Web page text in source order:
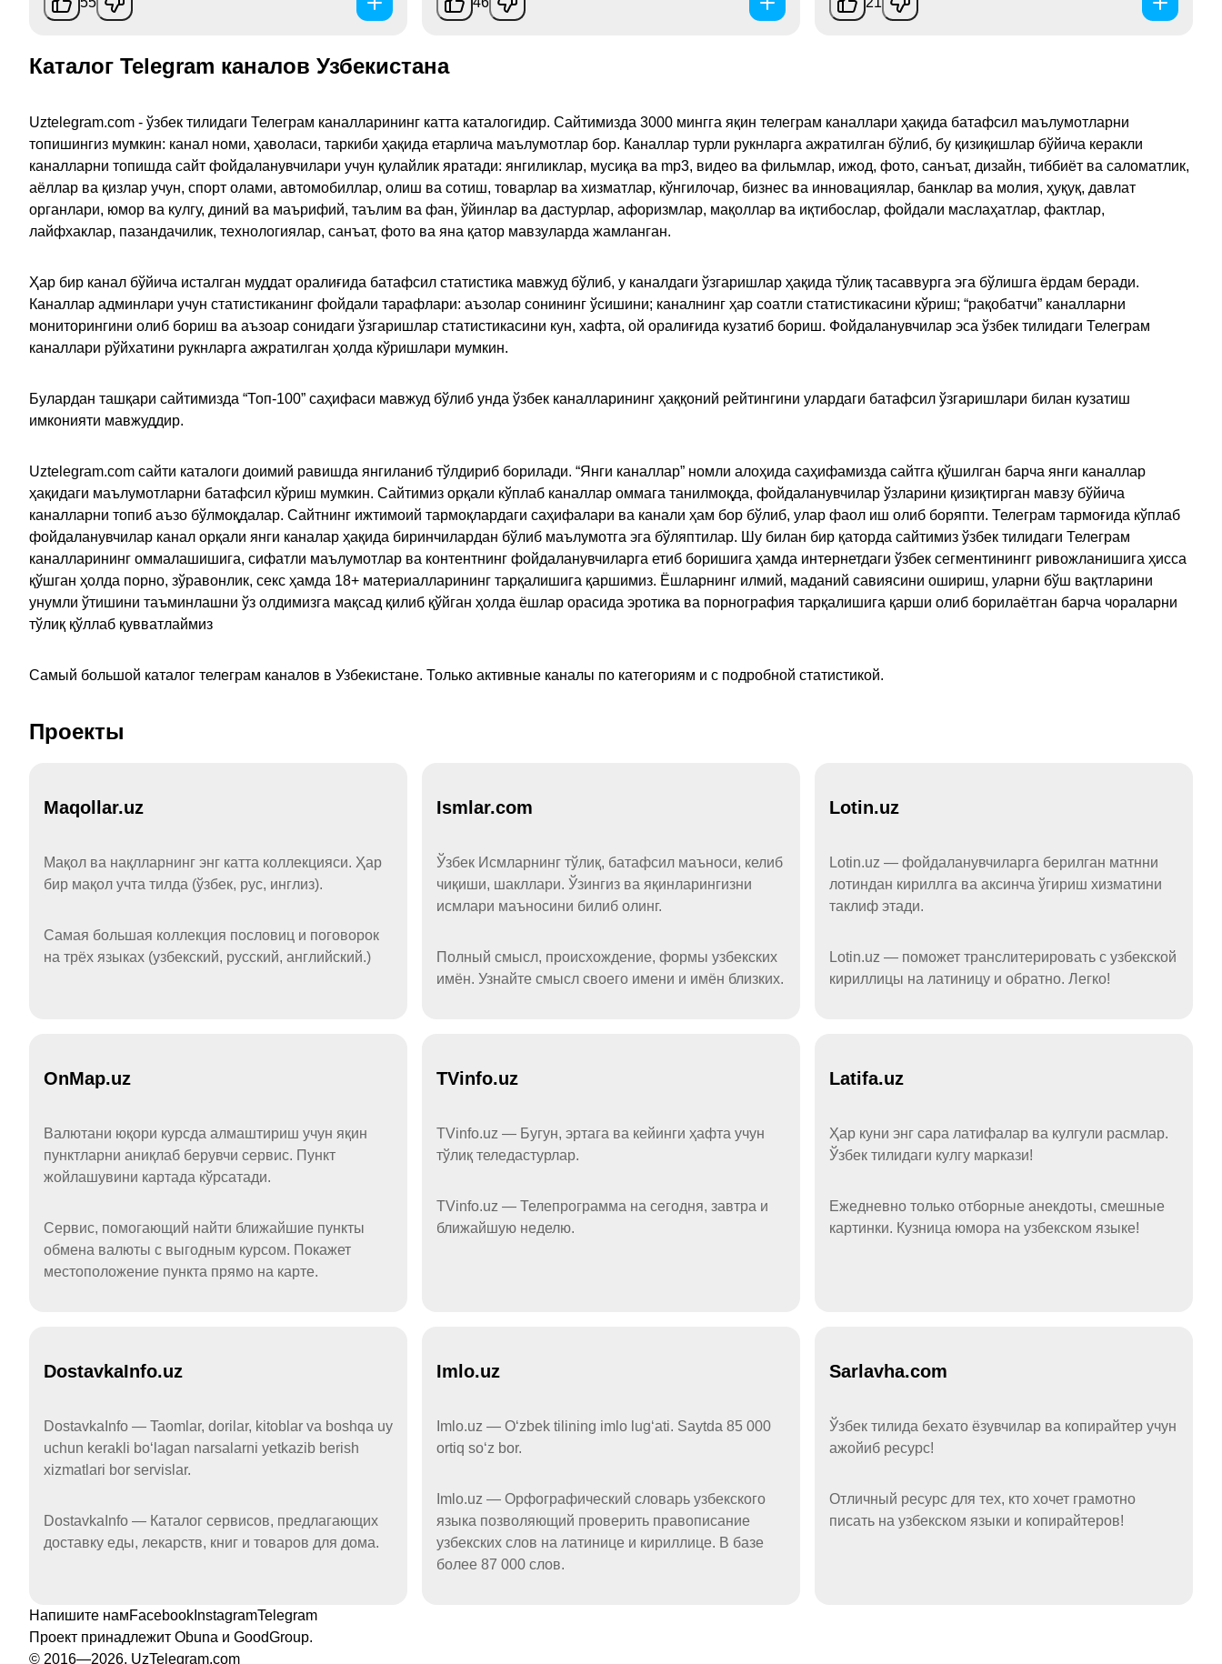
Каталог Telegram каналов Узбекистана
Uztelegram.com - ўзбек тилидаги Телеграм каналларининг катта каталогидир. Сайтимизда 3000 мингга яқин телеграм каналлари ҳақида батафсил маълумотларни
топишингиз мумкин: канал номи, ҳаволаси, таркиби ҳақида етарлича маълумотлар бор. Каналлар турли рукнларга ажратилган бўлиб, бу қизиқишлар бўйича керакли
каналларни топишда сайт фойдаланувчилари учун қулайлик яратади: янгиликлар, мусиқа ва mp3, видео ва фильмлар, ижод, фото, санъат, дизайн, тиббиёт ва саломатлик,
аёллар ва қизлар учун, спорт олами, автомобиллар, олиш ва сотиш, товарлар ва хизматлар, кўнгилочар, бизнес ва инновациялар, банклар ва молия, ҳуқуқ, давлат
органлари, юмор ва кулгу, диний ва маърифий, таълим ва фан, ўйинлар ва дастурлар, афоризмлар, мақоллар ва иқтибослар, фойдали маслаҳатлар, фактлар,
лайфхаклар, пазандачилик, технологиялар, санъат, фото ва яна қатор мавзуларда жамланган.
Ҳар бир канал бўйича исталган муддат оралиғида батафсил статистика мавжуд бўлиб, у каналдаги ўзгаришлар ҳақида тўлиқ тасаввурга эга бўлишга ёрдам беради.
Каналлар админлари учун статистиканинг фойдали тарафлари: аъзолар сонининг ўсишини; каналнинг ҳар соатли статистикасини кўриш; “рақобатчи” каналларни
мониторингини олиб бориш ва аъзоар сонидаги ўзгаришлар статистикасини кун, хафта, ой оралиғида кузатиб бориш. Фойдаланувчилар эса ўзбек тилидаги Телеграм
каналлари рўйхатини рукнларга ажратилган ҳолда кўришлари мумкин.
Булардан ташқари сайтимизда “Топ-100” саҳифаси мавжуд бўлиб унда ўзбек каналларининг ҳаққоний рейтингини улардаги батафсил ўзгаришлари билан кузатиш
имконияти мавжуддир.
Uztelegram.com сайти каталоги доимий равишда янгиланиб тўлдириб борилади. “Янги каналлар” номли алоҳида саҳифамизда сайтга қўшилган барча янги каналлар
ҳақидаги маълумотларни батафсил кўриш мумкин. Сайтимиз орқали кўплаб каналлар оммага танилмоқда, фойдаланувчилар ўзларини қизиқтирган мавзу бўйича
каналларни топиб аъзо бўлмоқдалар. Сайтнинг ижтимоий тармоқлардаги саҳифалари ва канали ҳам бор бўлиб, улар фаол иш олиб боряпти. Телеграм тармоғида кўплаб
фойдаланувчилар канал орқали янги каналар ҳақида биринчилардан бўлиб маълумотга эга бўляптилар. Шу билан бир қаторда сайтимиз ўзбек тилидаги Телеграм
каналларининг оммалашишига, сифатли маълумотлар ва контентнинг фойдаланувчиларга етиб боришига ҳамда интернетдаги ўзбек сегментинингг ривожланишига ҳисса
қўшган ҳолда порно, зўравонлик, секс ҳамда 18+ материалларининг тарқалишига қаршимиз. Ёшларнинг илмий, маданий савиясини ошириш, уларни бўш вақтларини
унумли ўтишини таъминлашни ўз олдимизга мақсад қилиб қўйган ҳолда ёшлар орасида эротика ва порнография тарқалишига қарши олиб борилаётган барча чораларни
тўлиқ қўллаб қувватлаймиз
Самый большой каталог телеграм каналов в Узбекистане. Только активные каналы по категориям и с подробной статистикой.
Проекты
Maqollar.uz
Мақол ва нақлларнинг энг катта коллекцияси. Ҳар
бир мақол учта тилда (ўзбек, рус, инглиз).
Самая большая коллекция пословиц и поговорок
на трёх языках (узбекский, русский, английский.)
Ismlar.com
Ўзбек Исмларнинг тўлиқ, батафсил маъноси, келиб
чиқиши, шакллари. Ўзингиз ва яқинларингизни
исмлари маъносини билиб олинг.
Полный смысл, происхождение, формы узбекских
имён. Узнайте смысл своего имени и имён близких.
Lotin.uz
Lotin.uz — фойдаланувчиларга берилган матнни
лотиндан кириллга ва аксинча ўгириш хизматини
таклиф этади.
Lotin.uz — поможет транслитерировать с узбекской
кириллицы на латиницу и обратно. Легко!
OnMap.uz
Валютани юқори курсда алмаштириш учун яқин
пунктларни аниқлаб берувчи сервис. Пункт
жойлашувини картада кўрсатади.
Сервис, помогающий найти ближайшие пункты
обмена валюты с выгодным курсом. Покажет
местоположение пункта прямо на карте.
TVinfo.uz
TVinfo.uz — Бугун, эртага ва кейинги ҳафта учун
тўлиқ теледастурлар.
TVinfo.uz — Телепрограмма на сегодня, завтра и
ближайшую неделю.
Latifa.uz
Ҳар куни энг сара латифалар ва кулгули расмлар.
Ўзбек тилидаги кулгу маркази!
Ежедневно только отборные анекдоты, смешные
картинки. Кузница юмора на узбекском языке!
DostavkaInfo.uz
DostavkaInfo — Taomlar, dorilar, kitoblar va boshqa uy
uchun kerakli boʻlagan narsalarni yetkazib berish
xizmatlari bor servislar.
DostavkaInfo — Каталог сервисов, предлагающих
доставку еды, лекарств, книг и товаров для дома.
Imlo.uz
Imlo.uz — Oʻzbek tilining imlo lugʻati. Saytda 85 000
ortiq soʻz bor.
Imlo.uz — Орфографический словарь узбекского
языка позволяющий проверить правописание
узбекских слов на латинице и кириллице. В базе
более 87 000 слов.
Sarlavha.com
Ўзбек тилида бехато ёзувчилар ва копирайтер учун
ажойиб ресурс!
Отличный ресурс для тех, кто хочет грамотно
писать на узбекском языки и копирайтеров!
Напишите намFacebook InstagramTelegram
Проект принадлежит Obuna и GoodGroup.
© 2016—2026, UzTelegram.com